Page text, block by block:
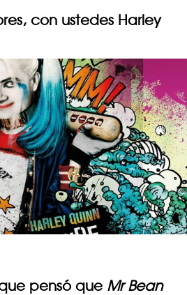
con ustedes Harley
pensó que Mr Bean